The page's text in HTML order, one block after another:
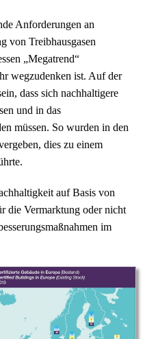
Anforderungen an
von Treibhausgasen
„Megatrend“
wegzudenken ist. Auf der
dass sich nachhaltigere
und in das
müssen. So wurden in den
dies zu einem
auf Basis von
die Vermarktung oder nicht
im